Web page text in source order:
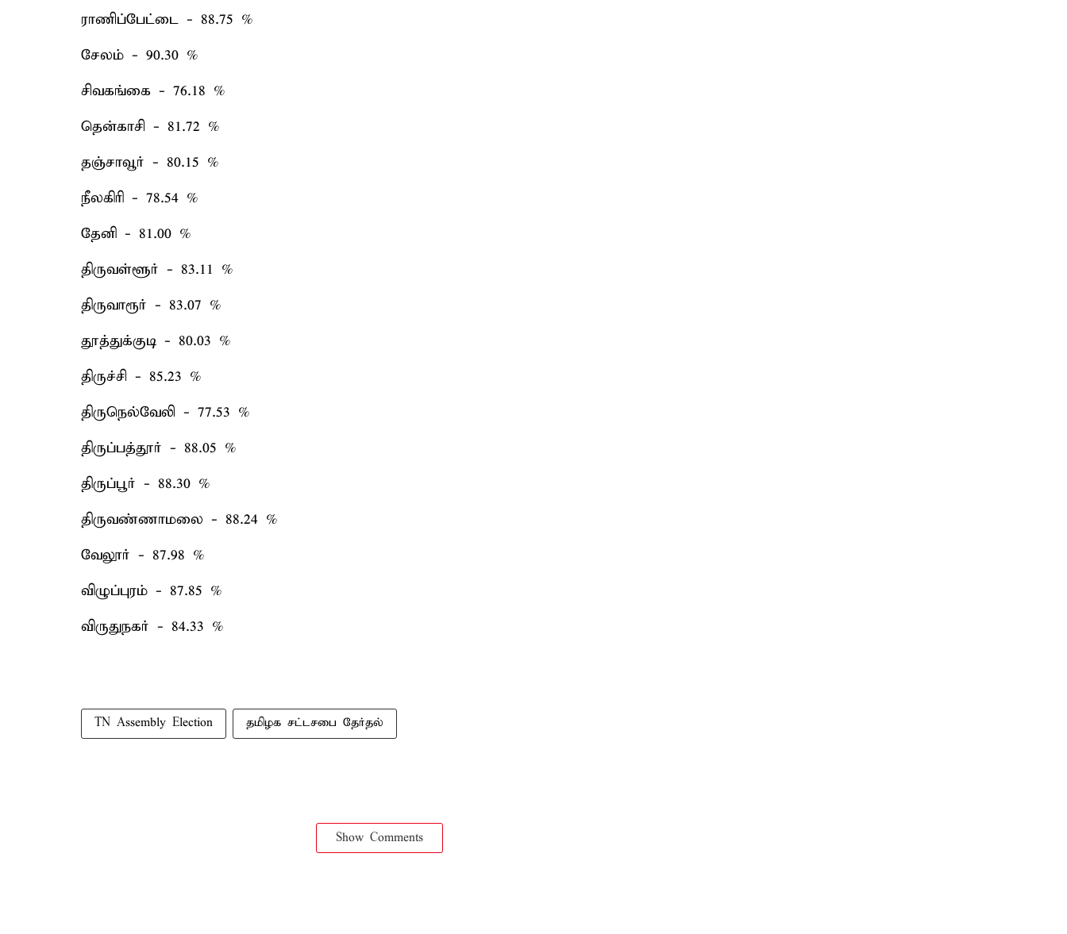
ராணிப்பேட்டை - 88.75 %
சேலம் - 90.30 %
சிவகங்கை - 76.18 %
தென்காசி - 81.72 %
தஞ்சாவூர் - 80.15 %
நீலகிரி - 78.54 %
தேனி - 81.00 %
திருவள்ளூர் - 83.11 %
திருவாரூர் - 83.07 %
தூத்துக்குடி - 80.03 %
திருச்சி - 85.23 %
திருநெல்வேலி - 77.53 %
திருப்பத்தூர் - 88.05 %
திருப்பூர் - 88.30 %
திருவண்ணாமலை - 88.24 %
வேலூர் - 87.98 %
விழுப்புரம் - 87.85 %
விருதுநகர் - 84.33 %
TN Assembly Election தமிழக சட்டசபை தேர்தல்
Show Comments